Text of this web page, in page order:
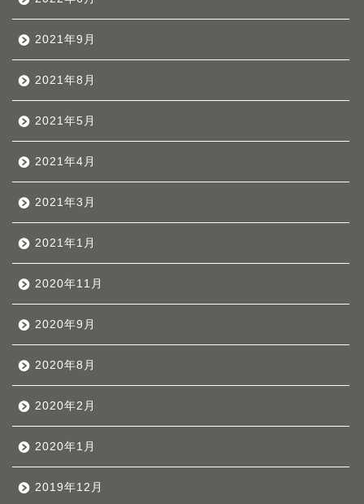
2021年9月
2021年8月
2021年5月
2021年4月
2021年3月
2021年1月
2020年11月
2020年9月
2020年8月
2020年2月
2020年1月
2019年12月